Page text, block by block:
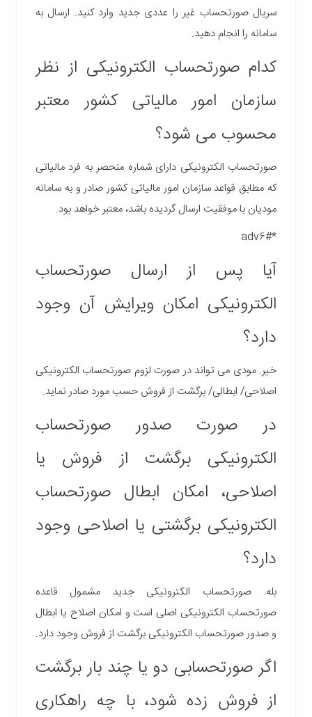
سریال صورتحساب غیر را عددی جدید وارد کنید. ارسال به
سامانه را انجام دهید.
کدام صورتحساب الکترونیکی از نظر
سازمان امور مالیاتی کشور معتبر
محسوب می شود؟
صورتحساب الکترونیکی دارای شماره منحصر به فرد مالیاتی
که مطابق قواعد سازمان امور مالیاتی کشور صادر و به سامانه
مودیان با موفقیت ارسال گردیده باشد، معتبر خواهد بود.
*adv6#
آیا پس از ارسال صورتحساب
الکترونیکی امکان ویرایش آن وجود
دارد؟
خیر. مودی می تواند در صورت لزوم صورتحساب الکترونیکی
اصلاحی/ ابطالی/ برگشت از فروش حسب مورد صادر نماید.
در صورت صدور صورتحساب
الکترونیکی برگشت از فروش یا
اصلاحی، امکان ابطال صورتحساب‏
الکترونیکی برگشتی یا اصلاحی وجود
دارد؟
بله. صورتحساب الکترونیکی جدید مشمول قاعده
صورتحساب الکترونیکی اصلی است و امکان اصلاح یا ابطال
و صدور صورتحساب الکترونیکی برگشت از فروش وجود دارد.
اگر صورتحسابی دو یا چند بار برگشت
از فروش زده شود، با چه راهکاری